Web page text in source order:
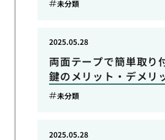
未分類
両面テープで簡単取り
鍵のメリット・デメリ
2025.05.28
未分類
2025.05.28